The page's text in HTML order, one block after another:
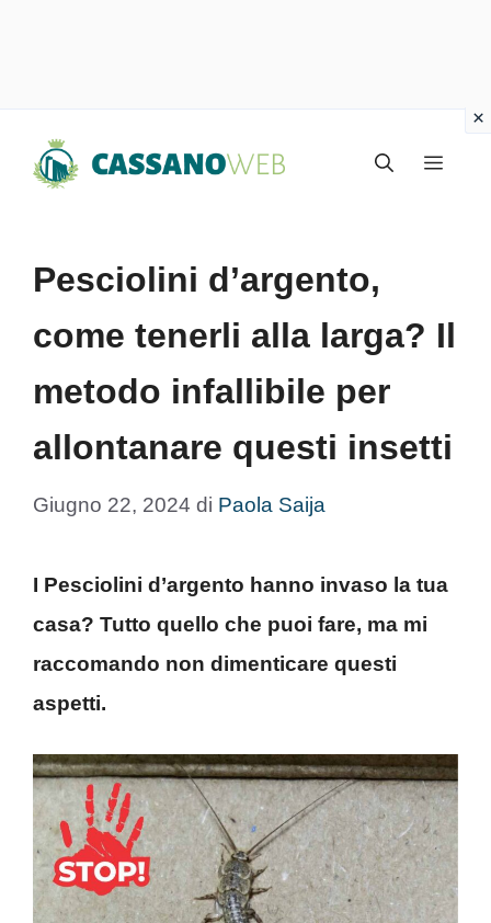
Menu
Pesciolini d’argento,
come tenerli alla larga? Il
metodo infallibile per
allontanare questi insetti
Giugno 22, 2024 di Paola Saija
I Pesciolini d’argento hanno invaso la tua
casa? Tutto quello che puoi fare, ma mi
raccomando non dimenticare questi
aspetti.